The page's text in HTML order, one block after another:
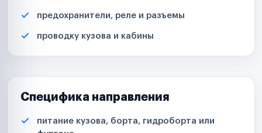
предохранители, реле и разъемы
проводку кузова и кабины
Специфика направления
питание кузова, борта, гидроборта или